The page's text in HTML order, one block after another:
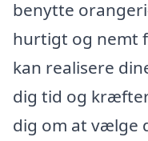
benytte
hurtigt og nemt
kan realisere
dig tid og
dig om at vælge